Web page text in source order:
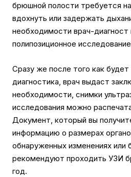
брюшной полости требуется
вдохнуть или задержать
необходимости врач-
полипозиционное
Сразу же после того как
диагностика, врач выдаст
необходимости, снимки
исследования можно
Документ, который вы
информацию о размерах
обнаруженных изменениях или
рекомендуют проходить УЗИ
год.